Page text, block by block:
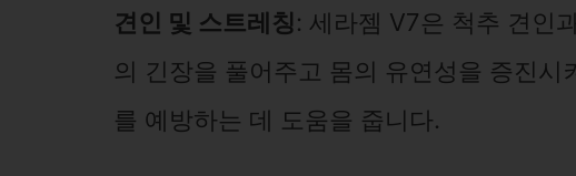
견인 및 스트레칭: 세라젬 V7은 척추 견인
의 긴장을 풀어주고 몸의 유연성을 증진시
를 예방하는 데 도움을 줍니다.